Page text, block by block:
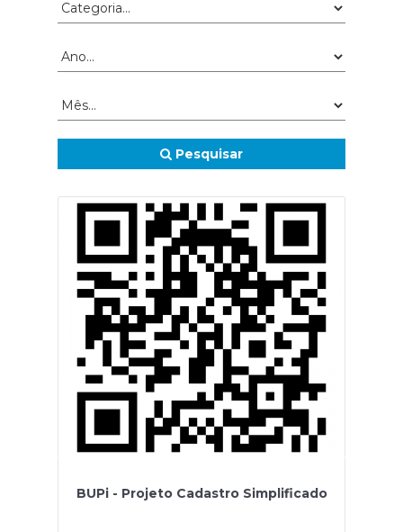
Pesquisar
BUPi - Projeto Cadastro Simplificado